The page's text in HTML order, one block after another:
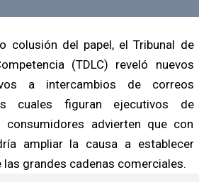
colusión del papel, el Tribunal de
(TDLC) reveló nuevos
a intercambios de correos
cuales figuran ejecutivos de
consumidores advierten que con
ampliar la causa a establecer
grandes cadenas comerciales.